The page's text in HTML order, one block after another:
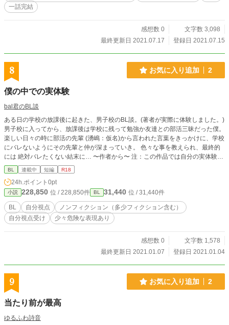
一話完結
感想数 0
文字数 3,098
最終更新日 2021.07.17
登録日 2021.07.15
8 お気に入り追加 2
僕の中での実体験
bal君のBL談
ある日の学校の放課後に起きた、男子校のBL談。(著者が実際に体験しました。)
男子校に入ってから、放課後は学校に残って勉強か友達との部活三昧だった僕。
楽しい日々の時に部活の先輩 (湧嶋：仮名)から言われた言葉をきっかけに、学校
にバレないようにその先輩と仲が深まっていき。 色々な事を教えられ、最終的
には 絶対バレたくない結末に… 〜作者から〜 注：この作品では自分の実体験を
元に書いています。 ・多少盛っている場面多々あり。 ・本人からは許可取って
います。 ・初投稿の小説の為文脈表現に難あり なので暖かい目での応援よろし
くお願いしますm(_ _)m
BL 連載中 短編 R18
24h.ポイント 0pt
小説 228,850 位 / 228,850件 BL 31,440 位 / 31,440件
BL 自分視点
ノンフィクション（多少フィクション含む）
自分視点受け
少々危険な表現あり
感想数 0
文字数 1,578
最終更新日 2021.01.07
登録日 2021.01.04
9 お気に入り追加 2
当たり前が最高
ゆるふわ詩音